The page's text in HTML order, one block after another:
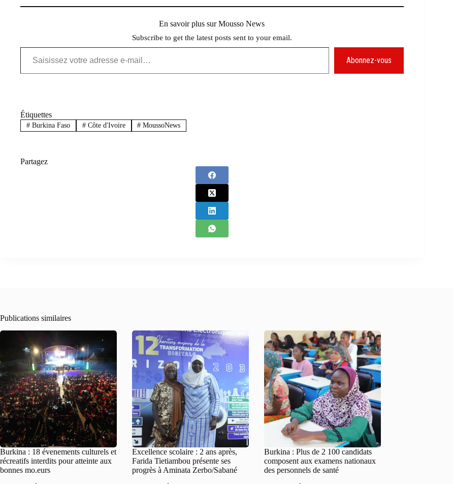
En savoir plus sur Mousso News
Subscribe to get the latest posts sent to your email.
Saisissez votre adresse e-mail…
Abonnez-vous
Étiquettes
#Burkina Faso #Côte d'Ivoire # MoussoNews
Partagez
Publications similaires
Burkina : 18 évenements culturels et
récreatifs interdits pour atteinte aux
bonnes mo.eurs
Excellence scolaire : 2 ans après,
Farida Tietiambou présente ses
progrès à Aminata Zerbo/Sabané
Burkina : Plus de 2 100 candidats
composent aux examens nationaux
des personnels de santé